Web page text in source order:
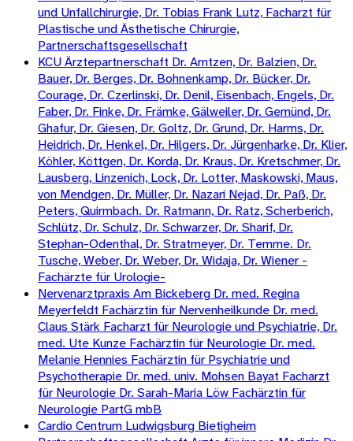
und Unfallchirurgie, Dr. Tobias Frank Lutz, Facharzt für
Plastische und Ästhetische Chirurgie,
Partnerschaftsgesellschaft
KCU Ärztepartnerschaft Dr. Arntzen, Dr. Balzien, Dr.
Bauer, Dr. Berges, Dr. Bohnenkamp, Dr. Bücker, Dr.
Courage, Dr. Czerlinski, Dr. Denil, Eisenbach, Engels, Dr.
Faber, Dr. Finke, Dr. Främke, Gälweiler, Dr. Gemünd, Dr.
Ghafur, Dr. Giesen, Dr. Goltz, Dr. Grund, Dr. Harms, Dr.
Heidrich, Dr. Henkel, Dr. Hilgers, Dr. Jürgenharke, Dr. Klier,
Köhler, Köttgen, Dr. Korda, Dr. Kraus, Dr. Kretschmer, Dr.
Lausberg, Linzenich, Lock, Dr. Lotter, Maskowski, Maus,
von Mendgen, Dr. Müller, Dr. Nazari Nejad, Dr. Paß, Dr.
Peters, Quirmbach. Dr. Ratmann, Dr. Ratz, Scherberich,
Schlütz, Dr. Schulz, Dr. Schwarzer, Dr. Sharif, Dr.
Stephan-Odenthal, Dr. Stratmeyer, Dr. Temme. Dr.
Tusche, Weber, Dr. Weber, Dr. Widaja, Dr. Wiener -
Fachärzte für Urologie-
Nervenarztpraxis Am Bickeberg Dr. med. Regina
Meyerfeldt Fachärztin für Nervenheilkunde Dr. med.
Claus Stärk Facharzt für Neurologie und Psychiatrie, Dr.
med. Ute Kunze Fachärztin für Neurologie Dr. med.
Melanie Hennies Fachärztin für Psychiatrie und
Psychotherapie Dr. med. univ. Mohsen Bayat Facharzt
für Neurologie Dr. Sarah-Maria Löw Fachärztin für
Neurologie PartG mbB
Cardio Centrum Ludwigsburg Bietigheim